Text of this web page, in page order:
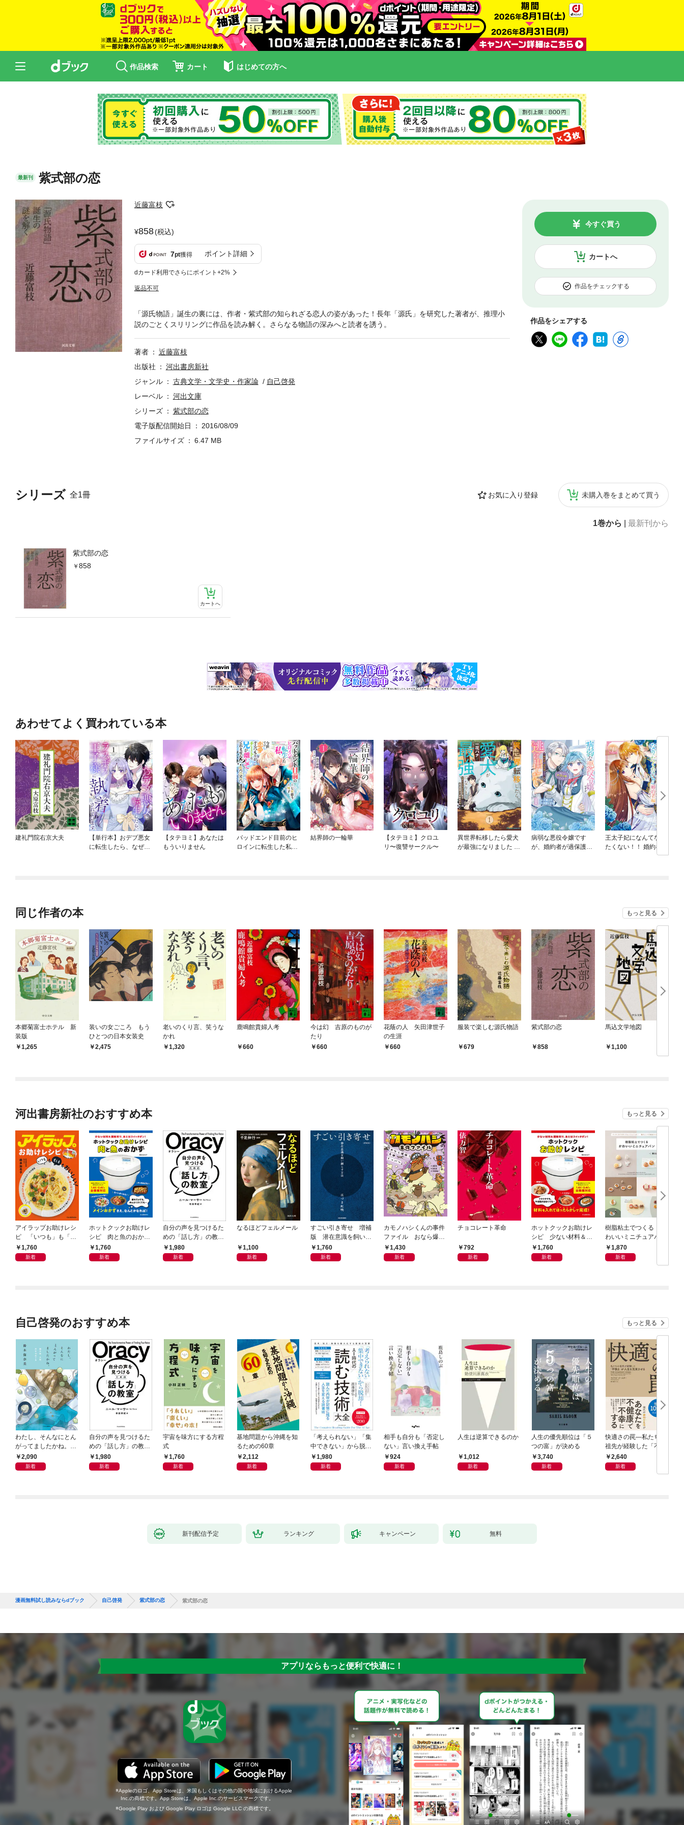
作品検索 カート はじめての方へ
最新刊 紫式部の恋
近藤富枝
858(税込)
7pt獲得 ポイント詳細
dカード利用でさらにポイント+2%
返品不可
カートへ
今すぐ買う
作品をチェックする
作品をシェアする
シリーズ 全1冊 お気に入り登録 未購入巻をまとめて買う
1巻から 最新刊から
紫式部の恋
858
カートへ
「源氏物語」誕生の裏には、作者・紫式部の知られざる恋人の姿があった！長年「源氏」を研究した著者が、推理小
説のごとくスリリングに作品を読み解く。さらなる物語の深みへと読者を誘う。
著者
近藤富枝
出版社
河出書房新社
ジャンル
古典文学・文学史・作家論
自己啓発
レーベル
河出文庫
シリーズ
紫式部の恋
電子版配信開始日
2016/08/09
ファイルサイズ
6.47 MB
あわせてよく買われている本
建礼門院右京大夫
【単行本】おデブ悪女
に転生したら、なぜか
【タテヨミ】あなたは
もういりません
バッドエンド目前のヒ
ロインに転生した私、
結界師の一輪華
【タテヨミ】クロユ
リ〜復讐サークル〜
異世界転移したら愛犬
が最強になりました ～
病弱な悪役令嬢です
が、婚約者が過保護す
王太子妃になんてなり
たくない！！ 婚約者編
同じ作者の本 もっと見る
本郷菊富士ホテル 新
装版
1,265
装いの女ごころ もう
ひとつの日本女装史
2,475
老いのくり言、笑うな
かれ
1,320
鹿鳴館貴婦人考
660
今は幻 吉原のものが
たり
660
花蔭の人 矢田津世子
の生涯
660
服装で楽しむ源氏物語
679
紫式部の恋
858
馬込文学地図
1,100
河出書房新社のおすすめ本 もっと見る
アイラップお助けレシ
ピ 「いつも」も「も
しも」もおいしい！
1,760
新着
ホットクックお助けレ
シピ 肉と魚のおか
ず 少ない材料＆調味
料で、あとはスイッチ
1,760
新着
自分の声を見つけるた
めの「話し方」の教
室 Ｏｒａｃｙ（オラ
シー）
1,980
新着
なるほどフェルメール
1,100
新着
すごい引き寄せ 増補
版 潜在意識を飼い馴
らす方法
1,760
新着
カモノハシくんの事件
ファイル おなら爆
弾！ 危機イッパツ編
1,430
新着
チョコレート革命
792
新着
ホットクックお助けレ
シピ 少ない材料＆調
味料で、あとはスイッ
チポン！
1,760
新着
樹脂粘土でつくる か
わいいミニチュアパ
ン ベーキングパウダ
ーでふっくらふくら
む！ 電子レンジで乾
1,870
新着
自己啓発のおすすめ本 もっと見る
わたし、そんなにとん
がってましたかね。
獅子座、Ａ型、丙午は
めぐる
2,090
新着
自分の声を見つけるた
めの「話し方」の教
室 Ｏｒａｃｙ（オラ
シー）
1,980
新着
宇宙を味方にする方程
式
1,760
新着
基地問題から沖縄を知
るための60章
2,112
新着
「考えられない」「集
中できない」から脱
却！ AI時代の読む技
術大全
1,980
新着
相手も自分も「否定し
ない」言い換え手帖
924
新着
人生は逆算できるのか
1,012
新着
人生の優先順位は「５
つの富」が決める
3,740
新着
快適さの罠―私たちの
祖先が経験した「不快
さ」が人生を充実させ
る
2,640
新着
新刊配信予定 ランキング キャンペーン 無料
漫画無料試し読みならdブック 自己啓発 紫式部の恋 紫式部の恋
アプリならもっと便利で快適に！
Appleのロゴ、App Storeは、米国もしくはその他の国や地域におけるApple
Inc.の商標です。App Storeは、Apple Inc.のサービスマークです。
Google Play および Google Play ロゴは Google LLC の商標です。